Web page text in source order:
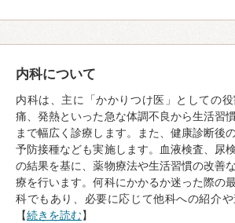
内科について
内科は、主に「かかりつけ医」としての
痛、発熱といった急な体調不良から生活習
まで幅広く診療します。また、健康診断後
予防接種なども実施します。血液検査、尿
の結果を基に、薬物療法や生活習慣の改善
療を行います。何科にかかるか迷った際の
科でもあり、必要に応じて他科への紹介
【続きを読む】